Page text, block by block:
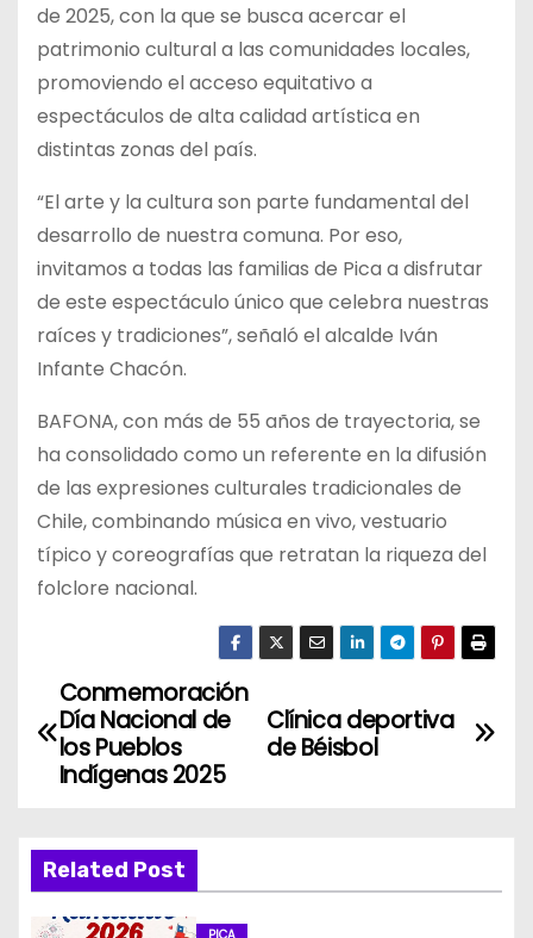
de 2025, con la que se busca acercar el
patrimonio cultural a las comunidades locales,
promoviendo el acceso equitativo a
espectáculos de alta calidad artística en
distintas zonas del país.
“El arte y la cultura son parte fundamental del
desarrollo de nuestra comuna. Por eso,
invitamos a todas las familias de Pica a disfrutar
de este espectáculo único que celebra nuestras
raíces y tradiciones”, señaló el alcalde Iván
Infante Chacón.
BAFONA, con más de 55 años de trayectoria, se
ha consolidado como un referente en la difusión
de las expresiones culturales tradicionales de
Chile, combinando música en vivo, vestuario
típico y coreografías que retratan la riqueza del
folclore nacional.
N
a
e
g
Clínica deportiva
de Béisbol
Conmemoración
Día Nacional de
los Pueblos
Indígenas 2025
Related Post